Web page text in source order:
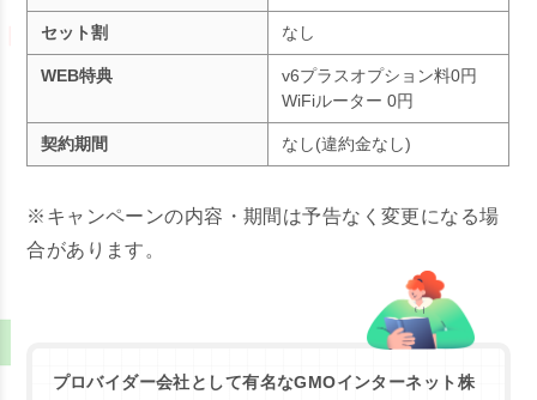
セット割 なし
WEB特典
v6プラスオプション料0円
WiFiルーター 0円
契約期間 なし(違約金なし)
※キャンペーンの内容・期間は予告なく変更になる場
合があります。
プロバイダー会社として有名なGMOインターネット株